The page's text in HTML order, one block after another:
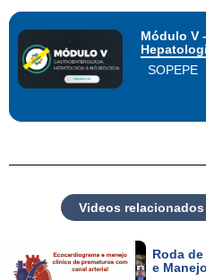
Módulo V
SOPEPE
Videos relacionados
Roda
e